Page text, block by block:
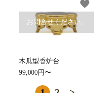
お問合せください。
木瓜型香炉台
99,000円〜
favorite